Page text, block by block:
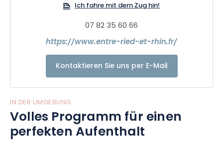
Zwischen Wäldern, Flüssen, Kanälen und typischen Dörfern
allgegenwärtig ist. Nutzen Sie die zahlreichen Rad- und
Wanderwege, um die Gegend ganz in Ruhe mit sanfter
Mobilität zu erkunden.
Ich fahre mit dem Zug hin!
07 82 35 60 66
https://www.entre-ried-et-rhin.fr/
Kontaktieren Sie uns per E-Mail
IN DER UMGEBUNG
Volles Programm für einen
perfekten Aufenthalt